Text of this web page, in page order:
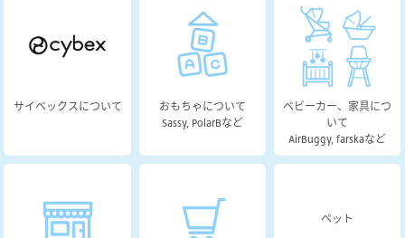
サイベックスについて
おもちゃについて
Sassy, PolarBなど
ベビーカー、家具につ
いて
AirBuggy, farskaなど
ペット